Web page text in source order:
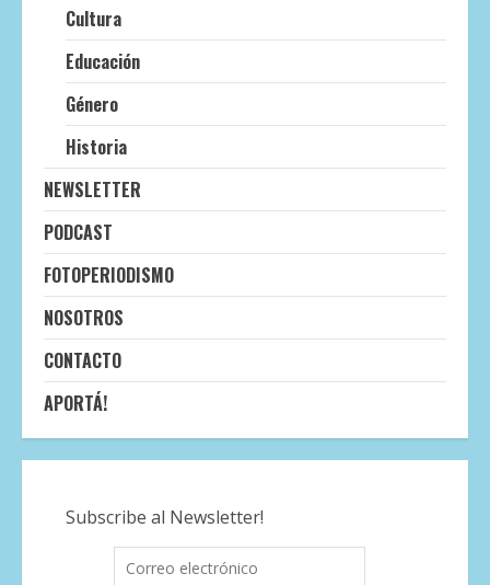
Cultura
Educación
Género
Historia
NEWSLETTER
PODCAST
FOTOPERIODISMO
NOSOTROS
CONTACTO
APORTÁ!
Subscribe al Newsletter!